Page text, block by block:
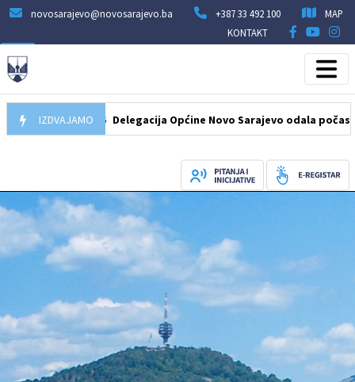
novosarajevo@novosarajevo.ba +387 33 492 100
MAP
KONTAKT
IZDVAJAMO
07.08.2026 Delegacija Općine Novo Sarajevo odala počast